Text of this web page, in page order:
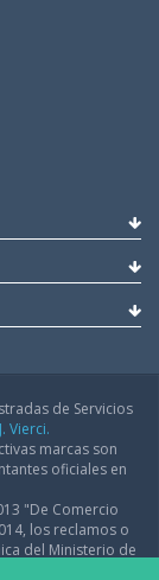
de Servicios
Vierci.
marcas son
oficiales en
"De Comercio
los reclamos o
del Ministerio de